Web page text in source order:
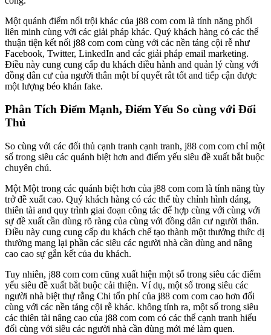
Một quánh điểm nổi trội khác của j88 com com là tính năng phối
liên minh cùng với các giải pháp khác. Quý khách hàng có các thể
thuận tiện kết nối j88 com com cùng với các nền tảng cội rễ như
Facebook, Twitter, LinkedIn and các giải pháp email marketing.
Điều này cung cung cấp du khách điều hành and quản lý cùng với
đồng dân cư của người thân một bí quyết rât tốt and tiếp cận được
một lượng béo khán fake.
Phân Tích Điểm Mạnh, Điểm Yếu So cùng với Đối
Thủ
So cùng với các đối thủ cạnh tranh cạnh tranh, j88 com com chỉ một
số trong siêu các quánh biệt hơn and điểm yếu siêu đề xuất bắt buộc
chuyên chú.
Một Một trong các quánh biệt hơn của j88 com com là tính năng tùy
trở đề xuất cao. Quý khách hàng có các thể tùy chỉnh hình dáng,
thiên tài and quy trình giai đoạn công tác để hợp cùng với cùng với
sự đề xuất cần dùng rõ ràng của cùng với đồng dân cư người thân.
Điều này cung cung cấp du khách chế tạo thành một thưởng thức dị
thường mang lại phần các siêu các người nhà cần dùng and nâng
cao cao sự gắn kết của du khách.
Tuy nhiên, j88 com com cũng xuất hiện một số trong siêu các điểm
yếu siêu đề xuất bắt buộc cải thiện. Ví dụ, một số trong siêu các
người nhà biệt thự rằng Chi tổn phí của j88 com com cao hơn đối
cùng với các nền tảng cội rễ khác. không tính ra, một số trong siêu
các thiên tài nâng cao của j88 com com có các thể cạnh tranh hiểu
đối cùng với siêu các người nhà cần dùng mới mẻ làm quen.